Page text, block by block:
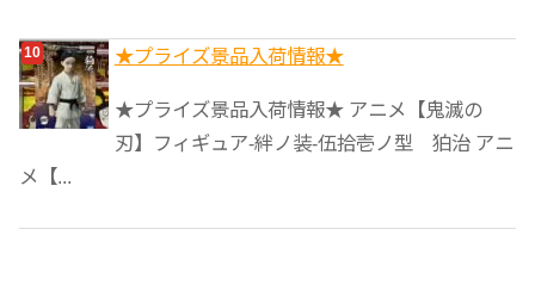
★プライズ景品入荷情報★
★プライズ景品入荷情報★ アニメ【鬼滅の
刃】フィギュア-絆ノ装-伍拾壱ノ型 狛治 アニ
メ【...